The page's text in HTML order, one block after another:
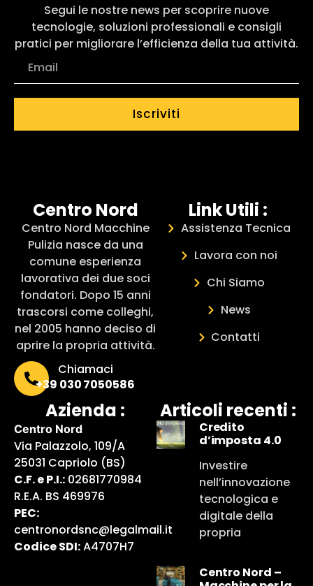
Segui le nostre news per scoprire nuove
tecnologie, soluzioni professionali e consigli
pratici per migliorare l’efficienza della tua attività.
Iscriviti
Centro Nord
Centro Nord Macchine
Pulizia nasce da una
comune esperienza
lavorativa dei due soci
fondatori. Dopo 15 anni
trascorsi come colleghi,
nel 2005 hanno deciso di
aprire la propria attività.
Chiamaci
+39 030 7050586
Link Utili :
Assistenza Tecnica
Lavora con noi
Chi Siamo
News
Contatti
Azienda :
Centro Nord
Via Palazzolo, 109/A
25031 Capriolo (BS)
C.F. e P.I.: 02681770984
R.E.A. BS 469976
PEC:
centronordsnc@legalmail.it
Codice SDI:A4707H7
Articoli recenti :
Credito
d’imposta 4.0
Investire
nell’innovazione
tecnologica e
digitale della
propria
Centro Nord –